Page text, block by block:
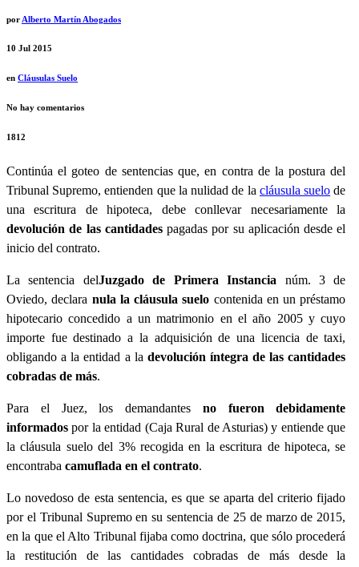
por Alberto Martín Abogados
10 Jul 2015
en Cláusulas Suelo
No hay comentarios
1812
Continúa el goteo de sentencias que, en contra de la postura del
Tribunal Supremo, entienden que la nulidad de la cláusula suelo de
una escritura de hipoteca, debe conllevar necesariamente la
devolución de las cantidadespagadas por su aplicación desde el
inicio del contrato.
La sentencia delJuzgado de Primera Instancia núm. 3 de
Oviedo, declara nula la cláusula suelo contenida en un préstamo
hipotecario concedido a un matrimonio en el año 2005 y cuyo
importe fue destinado a la adquisición de una licencia de taxi,
obligando a la entidad a la devolución íntegra de las cantidades
cobradas de más.
Para el Juez, los demandantes no fueron debidamente
informados por la entidad (Caja Rural de Asturias) y entiende que
la cláusula suelo del 3% recogida en la escritura de hipoteca, se
encontraba camuflada en el contrato.
Lo novedoso de esta sentencia, es que se aparta del criterio fijado
por el Tribunal Supremo en su sentencia de 25 de marzo de 2015,
en la que el Alto Tribunal fijaba como doctrina, que sólo procederá
la restitución de las cantidades cobradas de más desde la